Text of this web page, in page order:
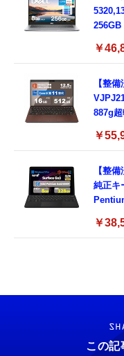
ド付き
￥
【整
887g
￥
【整
純正キ
￥
耐久
ノイ
￥949
霊界
￥
この記